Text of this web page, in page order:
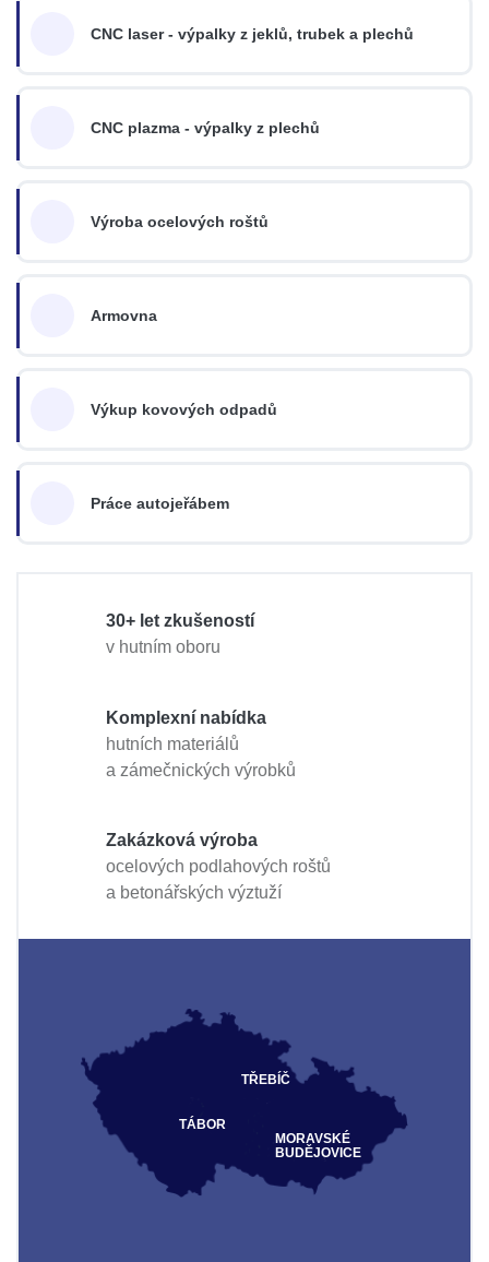
CNC laser - výpalky z jeklů, trubek a plechů
CNC plazma - výpalky z plechů
Výroba ocelových roštů
Armovna
Výkup kovových odpadů
Práce autojeřábem
30+ let zkušeností
v hutním oboru
Komplexní nabídka
hutních materiálů
a zámečnických výrobků
Zakázková výroba
ocelových podlahových roštů
a betonářských výztuží
MORAVSKÉ
BUDĚJOVICE
TÁBOR
TŘEBÍČ